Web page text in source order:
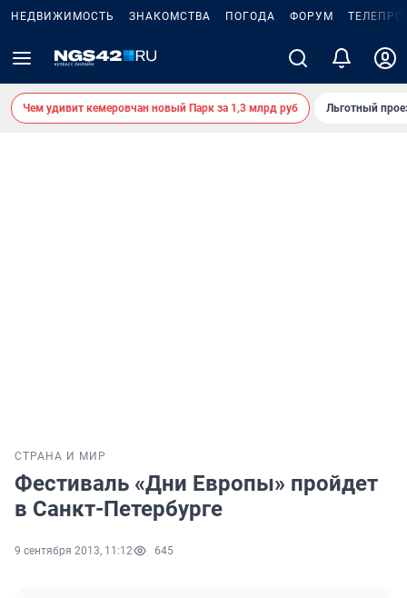
НЕДВИЖИМОСТЬ ЗНАКОМСТВА ПОГОДА ФОРУМ
Чем удивит кемеровчан новый Парк за 1,3 млрд руб Льготный
СТРАНА И МИР
Фестиваль «Дни Европы» пройдет
в Санкт-Петербурге
9 сентября 2013, 11:12 645